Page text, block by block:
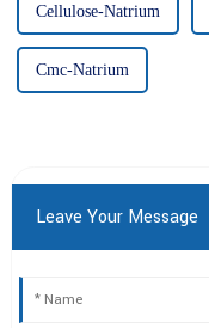
Cellulose-Natrium
Cmc-Natrium
Leave Your Message